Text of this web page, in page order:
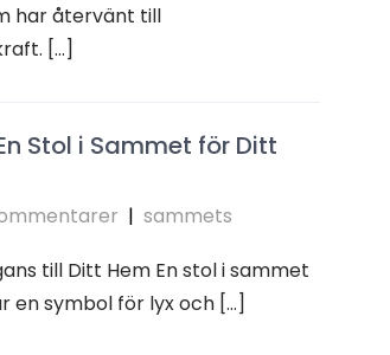
har återvänt till
[…]
Stol i Sammet för Ditt
| sammets
till Ditt Hem En stol i sammet
en symbol för lyx och […]